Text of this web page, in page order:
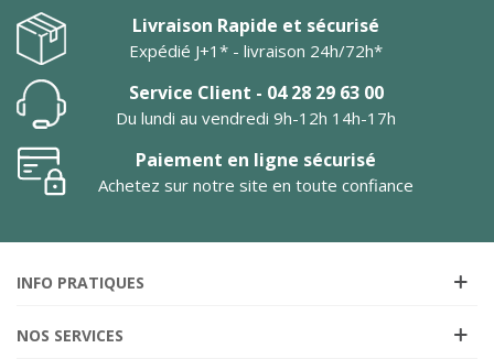
Livraison Rapide et sécurisé
Expédié J+1* - livraison 24h/72h*
Service Client - 04 28 29 63 00
Du lundi au vendredi 9h-12h 14h-17h
Paiement en ligne sécurisé
Achetez sur notre site en toute confiance
INFO PRATIQUES
NOS SERVICES